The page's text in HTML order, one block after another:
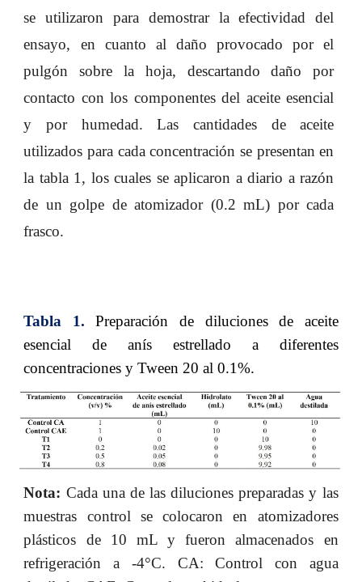
se utilizaron para demostrar la efectividad del
ensayo, en cuanto al daño provocado por el
pulgón sobre la hoja, descartando daño por
contacto con los componentes del aceite esencial
y por humedad. Las cantidades de aceite
utilizados para cada concentración se presentan en
la tabla 1, los cuales se aplicaron a diario a razón
de un golpe de atomizador (0.2 mL) por cada
frasco.
Tabla 1.
Preparación de diluciones de aceite
esencial de anís estrellado a diferentes
concentraciones y Tween 20 al 0.1%.
Nota: Cada una de las diluciones preparadas y las
muestras control se colocaron en atomizadores
plásticos de 10 mL y fueron almacenados en
refrigeración a -4°C. CA: Control con agua